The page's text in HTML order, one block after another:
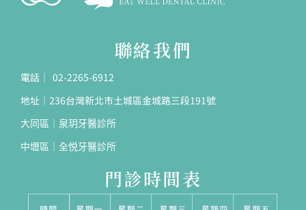
聯絡我們
電話｜ 02-2265-6912
地址｜236台灣新北市土城區金城路三段191號
大同區｜泉玥牙醫診所
中壢區｜全悦牙醫診所
門診時間表